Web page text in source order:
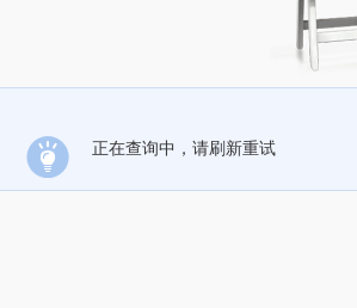
正在查询中，请刷新重试